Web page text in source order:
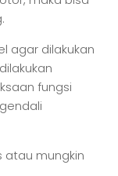
agar dilakukan
fungsi
atau mungkin